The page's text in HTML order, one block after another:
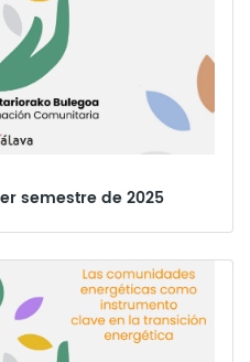
semestre de 2025